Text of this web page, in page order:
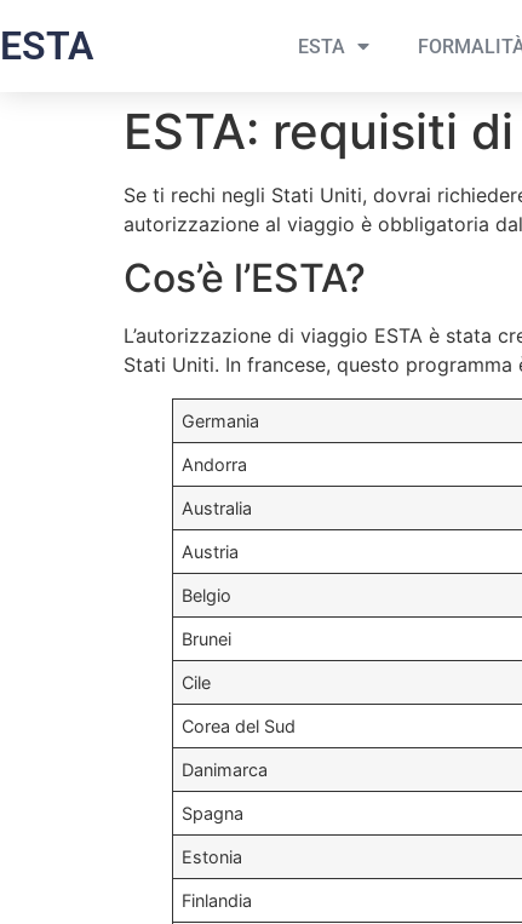
ESTA ESTA
ESTA: requisiti
Se ti rechi negli Stati Uniti, dovrai
autorizzazione al viaggio è obbligatoria
Cos’è l’ESTA?
L’autorizzazione di viaggio ESTA è stata
Stati Uniti. In francese, questo programma
Germania
Andorra
Australia
Austria
Belgio
Brunei
Cile
Corea del Sud
Danimarca
Spagna
Estonia
Finlandia